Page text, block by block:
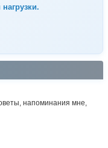
напоминания мне,